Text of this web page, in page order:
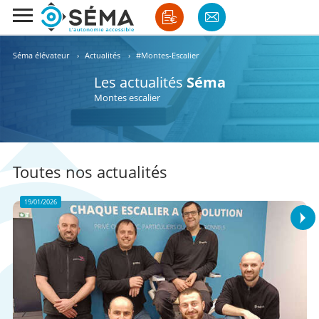
Séma élévateur › Actualités › #Montes-Escalier
Les actualitésSéma
Montes escalier
Toutes nos actualités
19/01/2026